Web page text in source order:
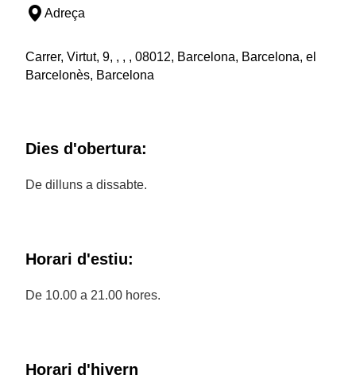
Adreça
Carrer, Virtut, 9, , , , 08012, Barcelona, Barcelona, el
Barcelonès, Barcelona
Dies d'obertura:
De dilluns a dissabte.
Horari d'estiu:
De 10.00 a 21.00 hores.
Horari d'hivern